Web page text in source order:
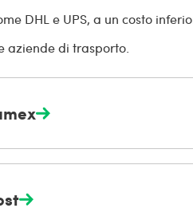
DHL e UPS, a un costo
aziende di trasporto.